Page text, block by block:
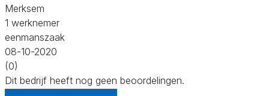
Merksem
1 werknemer
eenmanszaak
08-10-2020
(0)
Dit bedrijf heeft nog geen beoordelingen.